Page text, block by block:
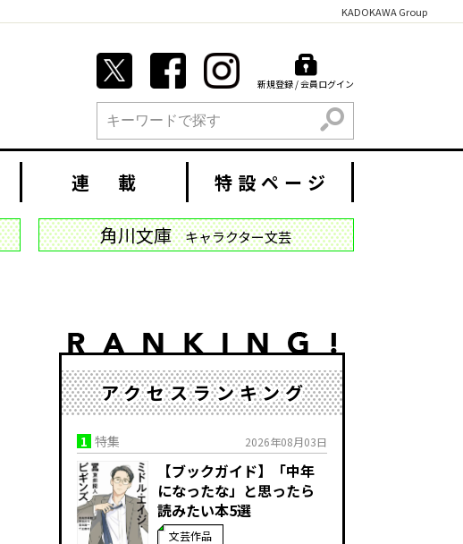
KADOKAWA Group
新規登録 / 会員ログイン
検索
連 載 特設ページ
角川文庫 キャラクター文芸
アクセスランキング
1 特集 2026年08月03日
【ブックガイド】「中年
になったな」と思ったら
読みたい本5選
文芸作品